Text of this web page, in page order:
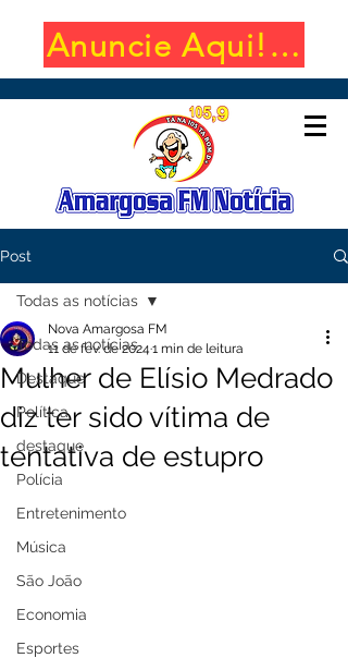
Anuncie Aqui!
Post
Todas as notícias
Destaque
Política
destaque
Polícia
Entretenimento
Música
São João
Economia
Esportes
Todas as notícias
Mulher de Elísio Medrado
diz ter sido vítima de
tentativa de estupro
Nova Amargosa FM
11 de fev. de 2024 1 min de leitura